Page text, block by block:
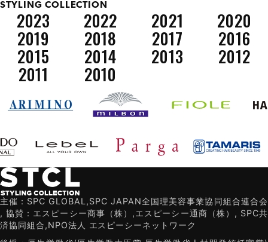
STYLING COLLECTION
2023 2022 2021 2020
2019 2018 2017 2016
2015 2014 2013 2012
2011 2010
主催：SPC GLOBAL,SPC JAPAN全国理美容事業協同組合連合会
, 協賛：エスピーシー商事（株）,エスピーシー通商（株）, SPC共
済協同組合,NPO法人 エスピーシーネットワーク